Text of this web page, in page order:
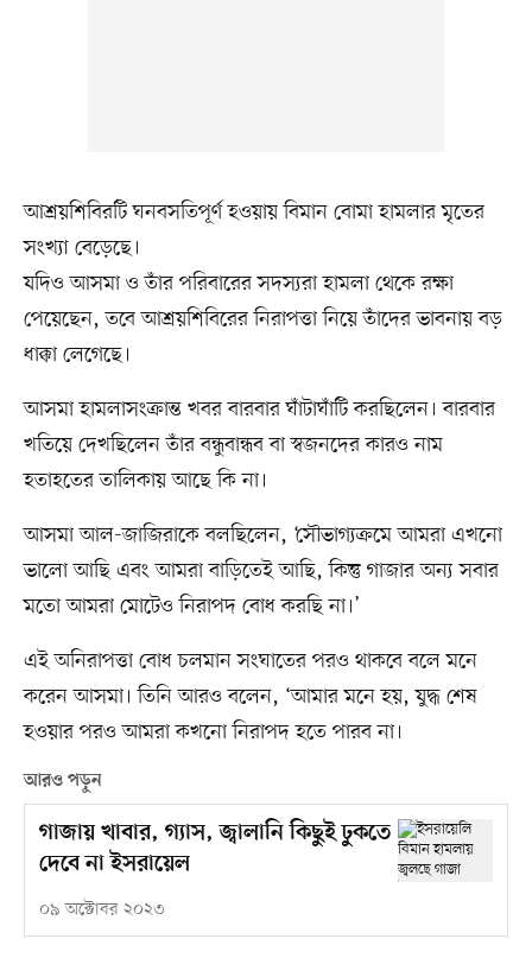
আশ্রয়শিবিরটি ঘনবসতিপূর্ণ হওয়ায় বিমান বোমা হামলার মৃতের
সংখ্যা বেড়েছে।
যদিও আসমা ও তাঁর পরিবারের সদস্যরা হামলা থেকে রক্ষা
পেয়েছেন, তবে আশ্রয়শিবিরের নিরাপত্তা নিয়ে তাঁদের ভাবনায় বড়
ধাক্কা লেগেছে।
আসমা হামলাসংক্রান্ত খবর বারবার ঘাঁটাঘাঁটি করছিলেন। বারবার
খতিয়ে দেখছিলেন তাঁর বন্ধুবান্ধব বা স্বজনদের কারও নাম
হতাহতের তালিকায় আছে কি না।
আসমা আল-জাজিরাকে বলছিলেন, ‘সৌভাগ্যক্রমে আমরা এখনো
ভালো আছি এবং আমরা বাড়িতেই আছি, কিন্তু গাজার অন্য সবার
মতো আমরা মোটেও নিরাপদ বোধ করছি না।’
এই অনিরাপত্তা বোধ চলমান সংঘাতের পরও থাকবে বলে মনে
করেন আসমা। তিনি আরও বলেন, ‘আমার মনে হয়, যুদ্ধ শেষ
হওয়ার পরও আমরা কখনো নিরাপদ হতে পারব না।
আরও পড়ুন
গাজায় খাবার, গ্যাস, জ্বালানি কিছুই ঢুকতে
দেবে না ইসরায়েল
০৯ অক্টোবর ২০২৩